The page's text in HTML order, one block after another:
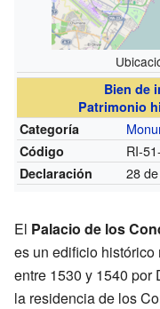
Bien de
Patrimonio
Categoría
Código RI-
Declaración 28
El Palacio de los
es un edificio histórico
entre 1530 y 1540 por
la residencia de los